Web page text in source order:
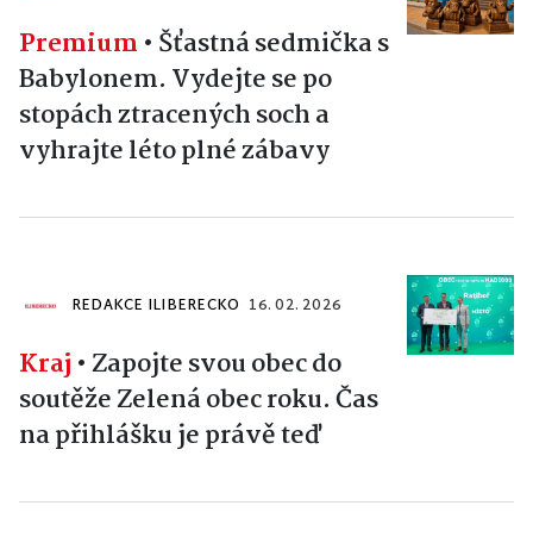
Premium • Šťastná sedmička s
Babylonem. Vydejte se po
stopách ztracených soch a
vyhrajte léto plné zábavy
REDAKCE ILIBERECKO 16. 02. 2026
Kraj • Zapojte svou obec do
soutěže Zelená obec roku. Čas
na přihlášku je právě teď